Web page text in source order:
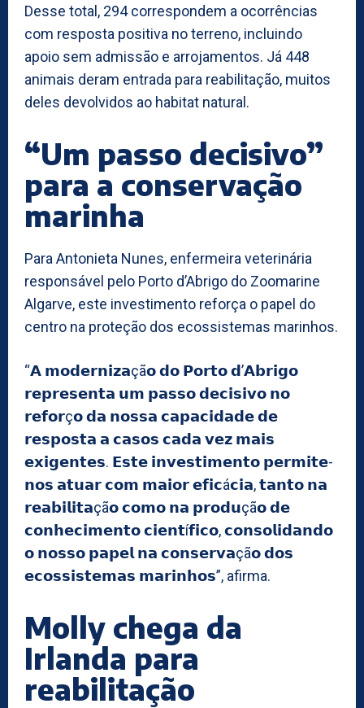
Desse total, 294 correspondem a ocorrências
com resposta positiva no terreno, incluindo
apoio sem admissão e arrojamentos. Já 448
animais deram entrada para reabilitação, muitos
deles devolvidos ao habitat natural.
“Um passo decisivo”
para a conservação
marinha
Para Antonieta Nunes, enfermeira veterinária
responsável pelo Porto d’Abrigo do Zoomarine
Algarve, este investimento reforça o papel do
centro na proteção dos ecossistemas marinhos.
“𝗔 𝗺𝗼𝗱𝗲𝗿𝗻𝗶𝘇𝗮çã𝗼 𝗱𝗼 𝗣𝗼𝗿𝘁𝗼 𝗱’𝗔𝗯𝗿𝗶𝗴𝗼
𝗿𝗲𝗽𝗿𝗲𝘀𝗲𝗻𝘁𝗮 𝘂𝗺 𝗽𝗮𝘀𝘀𝗼 𝗱𝗲𝗰𝗶𝘀𝗶𝘃𝗼 𝗻𝗼
𝗿𝗲𝗳𝗼𝗿ç𝗼 𝗱𝗮 𝗻𝗼𝘀𝘀𝗮 𝗰𝗮𝗽𝗮𝗰𝗶𝗱𝗮𝗱𝗲 𝗱𝗲
𝗿𝗲𝘀𝗽𝗼𝘀𝘁𝗮 𝗮 𝗰𝗮𝘀𝗼𝘀 𝗰𝗮𝗱𝗮 𝘃𝗲𝘇 𝗺𝗮𝗶𝘀
𝗲𝘅𝗶𝗴𝗲𝗻𝘁𝗲𝘀. 𝗘𝘀𝘁𝗲 𝗶𝗻𝘃𝗲𝘀𝘁𝗶𝗺𝗲𝗻𝘁𝗼 𝗽𝗲𝗿𝗺𝗶𝘁𝗲-
𝗻𝗼𝘀 𝗮𝘁𝘂𝗮𝗿 𝗰𝗼𝗺 𝗺𝗮𝗶𝗼𝗿 𝗲𝗳𝗶𝗰á𝗰𝗶𝗮, 𝘁𝗮𝗻𝘁𝗼 𝗻𝗮
𝗿𝗲𝗮𝗯𝗶𝗹𝗶𝘁𝗮çã𝗼 𝗰𝗼𝗺𝗼 𝗻𝗮 𝗽𝗿𝗼𝗱𝘂çã𝗼 𝗱𝗲
𝗰𝗼𝗻𝗵𝗲𝗰𝗶𝗺𝗲𝗻𝘁𝗼 𝗰𝗶𝗲𝗻𝘁í𝗳𝗶𝗰𝗼, 𝗰𝗼𝗻𝘀𝗼𝗹𝗶𝗱𝗮𝗻𝗱𝗼
𝗼 𝗻𝗼𝘀𝘀𝗼 𝗽𝗮𝗽𝗲𝗹 𝗻𝗮 𝗰𝗼𝗻𝘀𝗲𝗿𝘃𝗮çã𝗼 𝗱𝗼𝘀
𝗲𝗰𝗼𝘀𝘀𝗶𝘀𝘁𝗲𝗺𝗮𝘀 𝗺𝗮𝗿𝗶𝗻𝗵𝗼𝘀”, afirma.
Molly chega da
Irlanda para
reabilitação